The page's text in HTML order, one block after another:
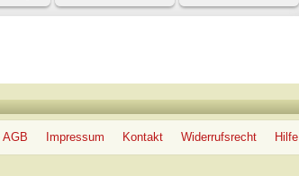
Komponisten von
AGB Impressum Kontakt Widerrufsrecht Hilfe